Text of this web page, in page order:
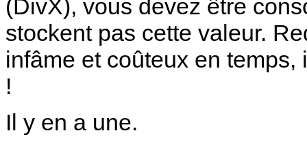
(DivX), vous devez être
stockent pas cette valeur.
infâme et coûteux en
!
Il y en a une.